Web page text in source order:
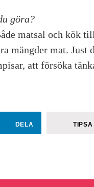
göra?
matsal och kök
mängder mat. Just
att försöka
DELA TIPSA